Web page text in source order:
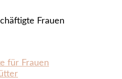
Frauen
für Frauen